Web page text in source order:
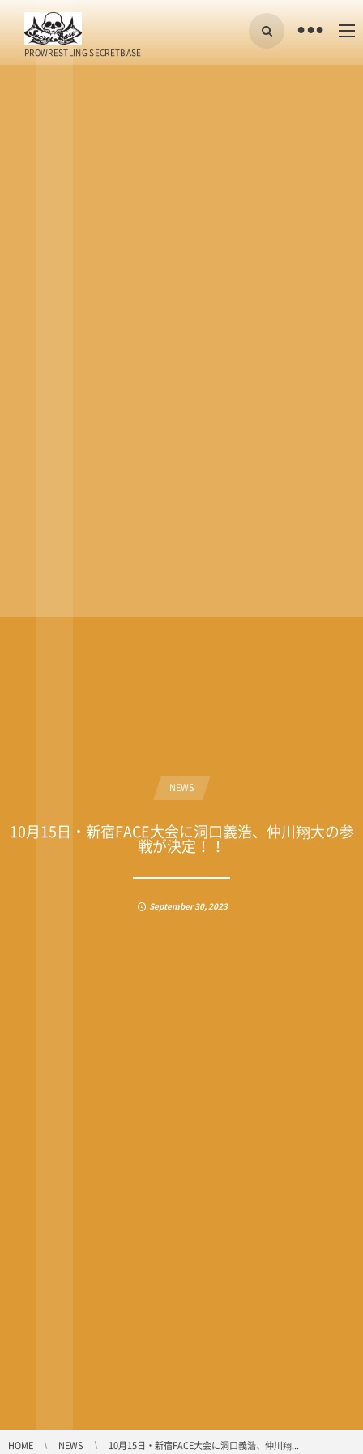
PROWRESTLING SECRETBASE
•
NEWS
10月15日・新宿FACE大会に洞口義浩、仲川翔大の参
戦が決定！！
September30,2023
HOME NEWS 10月15日・新宿FACE大会に洞口義浩、仲川翔...